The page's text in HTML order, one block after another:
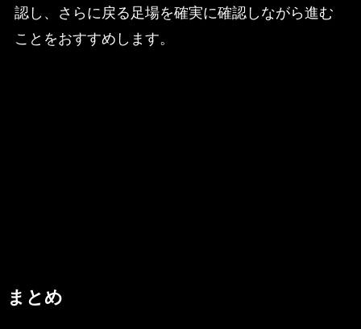
認し、さらに戻る足場を確実に確認しながら進む
ことをおすすめします。
まとめ